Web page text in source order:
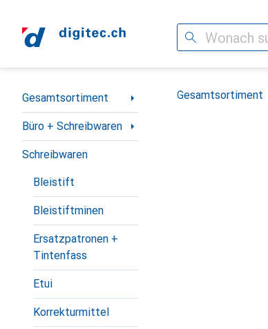
Suche
Navigation nach Kategorien
Gesamtsortiment
Büro + Schreibwaren
Schreibwaren
Bleistift
Bleistiftminen
Ersatzpatronen +
Tintenfass
Etui
Korrekturmittel
Gesamtsortiment